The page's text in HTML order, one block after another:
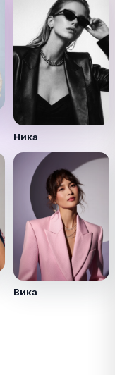
Ника
Вика